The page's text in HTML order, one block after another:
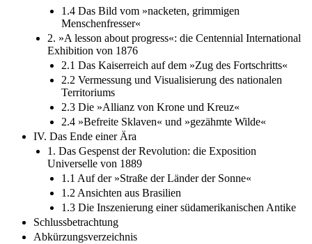
1.4 Das Bild vom »nacketen, grimmigen
Menschenfresser«
2. »A lesson about progress«: die Centennial International
Exhibition von 1876
2.1 Das Kaiserreich auf dem »Zug des Fortschritts«
2.2 Vermessung und Visualisierung des nationalen
Territoriums
2.3 Die »Allianz von Krone und Kreuz«
2.4 »Befreite Sklaven« und »gezähmte Wilde«
IV. Das Ende einer Ära
1. Das Gespenst der Revolution: die Exposition
Universelle von 1889
1.1 Auf der »Straße der Länder der Sonne«
1.2 Ansichten aus Brasilien
1.3 Die Inszenierung einer südamerikanischen Antike
Schlussbetrachtung
Abkürzungsverzeichnis